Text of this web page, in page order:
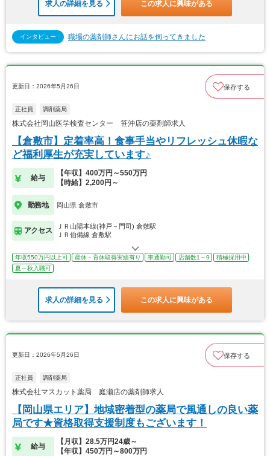
求人の詳細を見る この求人に興味がある
インタビュー 職場の薬剤師さんにお話を伺ってきました
更新日：2026年5月26日 保存する
正社員 調剤薬局
株式会社岡山医学検査センター 笹沖店の薬剤師求人
【倉敷市】定着率高！食事手当やリフレッシュ休暇な
ど福利厚生が充実しています♪
給与
【年収】400万円～550万円
【時給】2,200円～
勤務地 岡山県 倉敷市
アクセス
ＪＲ山陽本線(神戸－門司) 倉敷駅
ＪＲ伯備線 倉敷駅
年収550万円以上可 産休・育休取得実績有り 車通勤可 店舗数1～9
積極採用中
夏～秋入職可
求人の詳細を見る この求人に興味がある
更新日：2026年5月26日 保存する
正社員 調剤薬局
株式会社マスカット薬局 庭瀬店の薬剤師求人
【岡山県エリア】地域密着型の薬局で風通しの良い薬
局です★資格取得支援制度もございます！
給与
【月収】28.5万円24歳～
【年収】450万円～800万円